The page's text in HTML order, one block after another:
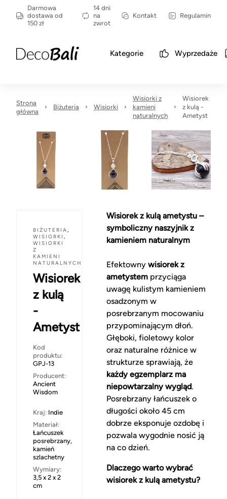
Darmowa
dostawa od
150 zł
14 dni
na
zwrot
Kontakt Regulamin
Kategorie Wyprzedaże
Strona
główna
Biżuteria Wisiorki
Wisiorki z
kamieni
naturalnych
Wisiorek
z kulą -
Ametyst
BIŻUTERIA,
WISIORKI ,
WISIORKI
Z
KAMIENI
NATURALNYCH
Wisiorek
z kulą
-
Ametyst
Kod
produktu:
GPJ-13
Producent:
Ancient
Wisdom
Kraj: Indie
Materiał:
Łańcuszek
posrebrzany,
kamień
szlachetny
Wymiary:
3,5 x 2 x 2
cm
Wisiorek z kulą ametystu –
symboliczny naszyjnik z
kamieniem naturalnym
Efektowny wisiorek z
ametystemprzyciąga
uwagę kulistym kamieniem
osadzonym w
posrebrzanym mocowaniu
przypominającym dłoń.
Głęboki, fioletowy kolor
oraz naturalne różnice w
strukturze sprawiają, że
każdy egzemplarz ma
niepowtarzalny wygląd.
Posrebrzany łańcuszek o
długości około 45 cm
dobrze eksponuje ozdobę i
pozwala wygodnie nosić ją
na co dzień.
Dlaczego warto wybrać
wisiorek z kulą ametystu?